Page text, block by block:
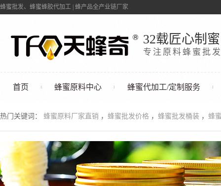
蜂蜜批发、蜂蜜蜂胶代加工 | 蜂产品全产业链厂家
32载匠心制蜜
专注原料蜂蜜批
首页 蜂蜜原料中心 蜂蜜代加工/定制服务
联系我们
热门关键词： 蜂蜜原料厂家直销 ， 蜂蜜批发价格 ， 蜂蜜批发桶装 ， 蜂